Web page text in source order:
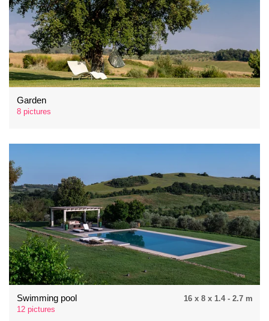
Garden
8 pictures
Swimming pool
12 pictures
16 x 8 x 1.4 - 2.7 m